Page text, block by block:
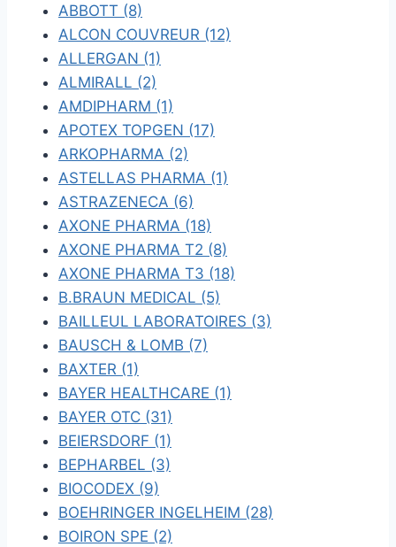
ABBOTT (8)
ALCON COUVREUR (12)
ALLERGAN (1)
ALMIRALL (2)
AMDIPHARM (1)
APOTEX TOPGEN (17)
ARKOPHARMA (2)
ASTELLAS PHARMA (1)
ASTRAZENECA (6)
AXONE PHARMA (18)
AXONE PHARMA T2 (8)
AXONE PHARMA T3 (18)
B.BRAUN MEDICAL (5)
BAILLEUL LABORATOIRES (3)
BAUSCH & LOMB (7)
BAXTER (1)
BAYER HEALTHCARE (1)
BAYER OTC (31)
BEIERSDORF (1)
BEPHARBEL (3)
BIOCODEX (9)
BOEHRINGER INGELHEIM (28)
BOIRON SPE (2)